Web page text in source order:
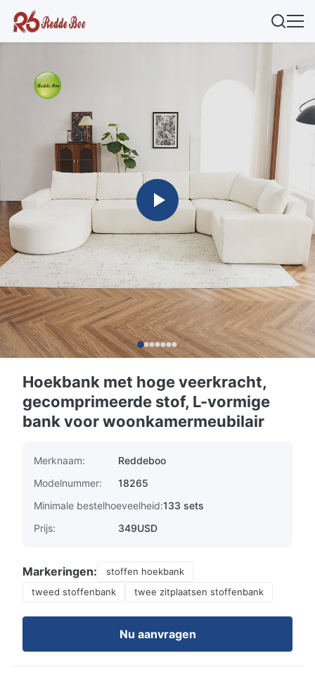
Hoekbank met hoge veerkracht,
gecomprimeerde stof, L-vormige
bank voor woonkamermeubilair
Merknaam:
Reddeboo
Modelnummer:
18265
Minimale bestelhoeveelheid:133 sets
Prijs:
349USD
Markeringen:
stoffen hoekbank
tweed stoffenbank
twee zitplaatsen stoffenbank
Nu aanvragen